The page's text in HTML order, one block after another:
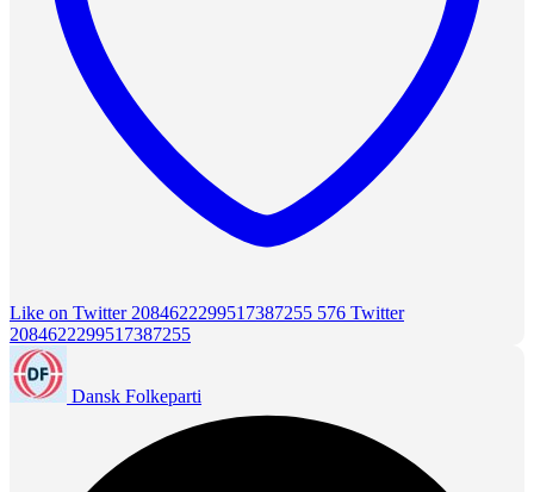
Like on Twitter 2084622299517387255 576 Twitter
2084622299517387255
Dansk Folkeparti